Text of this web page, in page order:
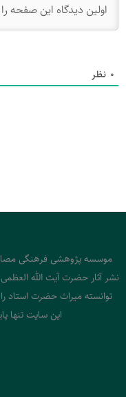
0 نظر
نشر آثار حضرت آیت الله العظمی
توانسته میراث حضرت استاد
این سایت تنها